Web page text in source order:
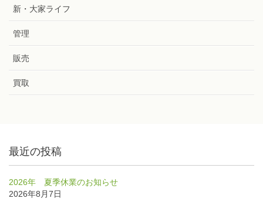
新・大家ライフ
管理
販売
買取
最近の投稿
2026年 夏季休業のお知らせ
2026年8月7日